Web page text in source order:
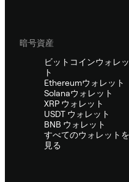
暗号資産
ビットコインウォレッ
ト
Ethereumウォレット
Solanaウォレット
XRP ウォレット
USDT ウォレット
BNB ウォレット
すべてのウォレットを
見る